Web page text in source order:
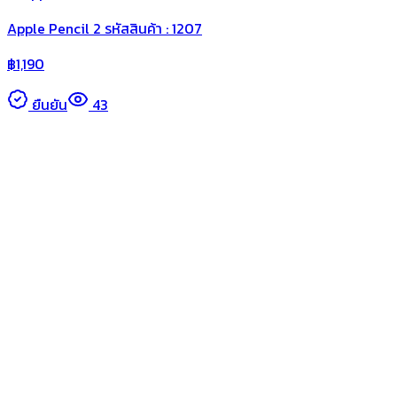
Apple Pencil 2 รหัสสินค้า : 1207
฿1,190
ยืนยัน
43